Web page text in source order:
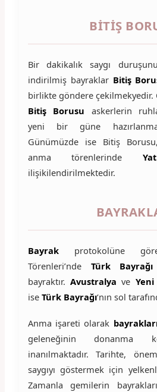
BİTİŞ
Bir dakikalık saygı
indirilmiş bayraklar Bitiş
birlikte göndere çekilmekyedir.
Bitiş Borusu askerlerin
yeni bir güne
Günümüzde ise Bitiş
anma törenlerinde
ilişikilendirilmektedir.
Bayrakprotokolüne
Törenleri’nde Türk Bayrağı
bayraktır.Avustralya ve
ise Türk Bayrağı‘nın sol
Anma işareti olarak
geleneğinin donanma
inanılmaktadır. Tarihte,
saygıyı göstermek için
Zamanla gemilerin